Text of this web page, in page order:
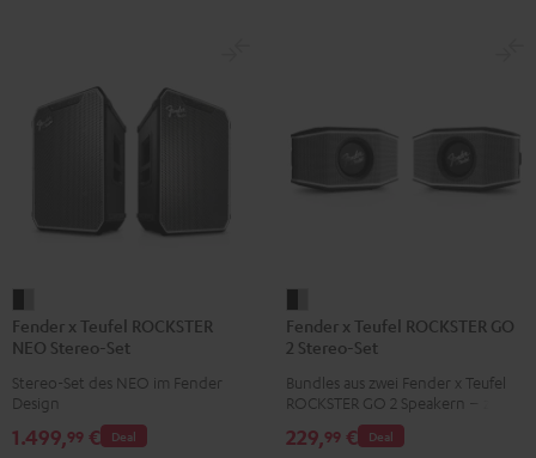
x
Teufel
ROCKSTER
NEO
Stereo-
Fender x Teufel ROCKSTER
NEO Stereo-Set
Stereo-Set des NEO im Fender
Design
Deal
1.499,99 €
x
Teufel
ROCKSTER
GO
2
Fender x Teufel ROCKSTER GO
2 Stereo-Set
Bundles aus zwei Fender x Teufel
ROCKSTER GO 2 Speakern – zwei
GO 2 spielen kabellos über
Bluetooth synchron in Stereo und
Deal
229,99 €